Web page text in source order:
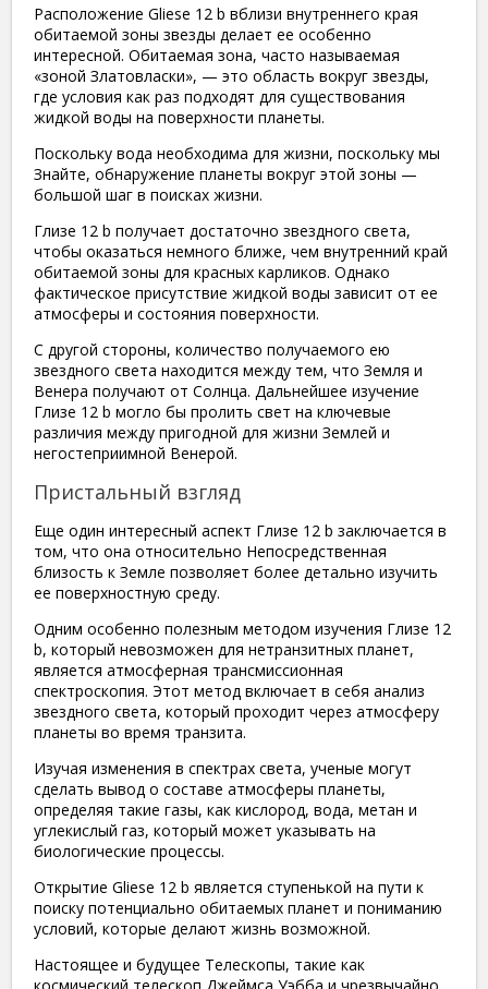
Расположение Gliese 12 b вблизи внутреннего края
обитаемой зоны звезды делает ее особенно
интересной. Обитаемая зона, часто называемая
«зоной Златовласки», — это область вокруг звезды,
где условия как раз подходят для существования
жидкой воды на поверхности планеты.
Поскольку вода необходима для жизни, поскольку мы
Знайте, обнаружение планеты вокруг этой зоны —
большой шаг в поисках жизни.
Глизе 12 b получает достаточно звездного света,
чтобы оказаться немного ближе, чем внутренний край
обитаемой зоны для красных карликов. Однако
фактическое присутствие жидкой воды зависит от ее
атмосферы и состояния поверхности.
С другой стороны, количество получаемого ею
звездного света находится между тем, что Земля и
Венера получают от Солнца. Дальнейшее изучение
Глизе 12 b могло бы пролить свет на ключевые
различия между пригодной для жизни Землей и
негостеприимной Венерой.
Пристальный взгляд
Еще один интересный аспект Глизе 12 b заключается в
том, что она относительно Непосредственная
близость к Земле позволяет более детально изучить
ее поверхностную среду.
Одним особенно полезным методом изучения Глизе 12
b, который невозможен для нетранзитных планет,
является атмосферная трансмиссионная
спектроскопия. Этот метод включает в себя анализ
звездного света, который проходит через атмосферу
планеты во время транзита.
Изучая изменения в спектрах света, ученые могут
сделать вывод о составе атмосферы планеты,
определяя такие газы, как кислород, вода, метан и
углекислый газ, который может указывать на
биологические процессы.
Открытие Gliese 12 b является ступенькой на пути к
поиску потенциально обитаемых планет и пониманию
условий, которые делают жизнь возможной.
Настоящее и будущее Телескопы, такие как
космический телескоп Джеймса Уэбба и чрезвычайно